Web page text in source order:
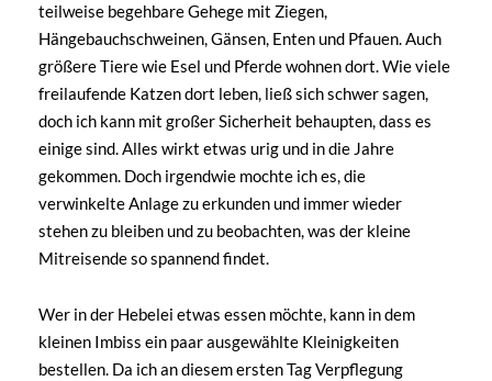
teilweise begehbare Gehege mit Ziegen,
Hängebauchschweinen, Gänsen, Enten und Pfauen. Auch
größere Tiere wie Esel und Pferde wohnen dort. Wie viele
freilaufende Katzen dort leben, ließ sich schwer sagen,
doch ich kann mit großer Sicherheit behaupten, dass es
einige sind. Alles wirkt etwas urig und in die Jahre
gekommen. Doch irgendwie mochte ich es, die
verwinkelte Anlage zu erkunden und immer wieder
stehen zu bleiben und zu beobachten, was der kleine
Mitreisende so spannend findet.
Wer in der Hebelei etwas essen möchte, kann in dem
kleinen Imbiss ein paar ausgewählte Kleinigkeiten
bestellen. Da ich an diesem ersten Tag Verpflegung